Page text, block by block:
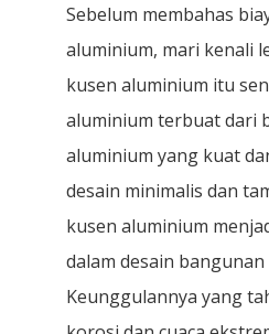
Sebelum membahas
aluminium, mari kenali
kusen aluminium itu
aluminium terbuat dari
aluminium yang kuat
desain minimalis dan
kusen aluminium
dalam desain bangunan
Keunggulannya yang